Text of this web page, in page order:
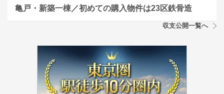
亀戸・新築一棟／初めての購入物件は23区鉄骨造
収支公開一覧へ